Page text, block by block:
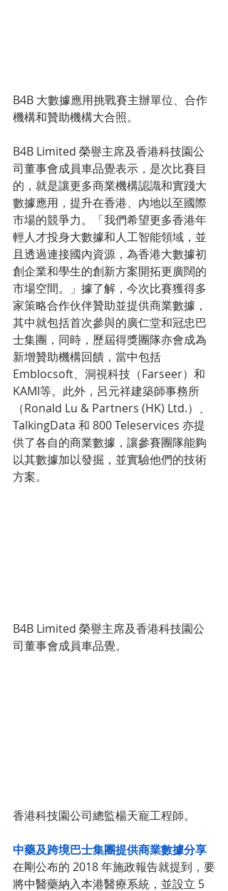
B4B 大數據應用挑戰賽主辦單位、合作
機構和贊助機構大合照。
B4B Limited 榮譽主席及香港科技園公
司董事會成員車品覺表示，是次比賽目
的，就是讓更多商業機構認識和實踐大
數據應用，提升在香港、內地以至國際
市場的競爭力。「我們希望更多香港年
輕人才投身大數據和人工智能領域，並
且透過連接國內資源，為香港大數據初
創企業和學生的創新方案開拓更廣闊的
市場空間。」據了解，今次比賽獲得多
家策略合作伙伴贊助並提供商業數據，
其中就包括首次參與的廣仁堂和冠忠巴
士集團，同時，歷屆得獎團隊亦會成為
新增贊助機構回饋，當中包括
Emblocsoft、洞視科技（Farseer）和
KAMI等。此外，呂元祥建築師事務所
（Ronald Lu & Partners (HK) Ltd.）、
TalkingData 和 800 Teleservices 亦提
供了各自的商業數據，讓參賽團隊能夠
以其數據加以發掘，並實驗他們的技術
方案。
B4B Limited 榮譽主席及香港科技園公
司董事會成員車品覺。
香港科技園公司總監楊天寵工程師。
中藥及跨境巴士集團提供商業數據分享
在剛公布的 2018 年施政報告就提到，要
將中醫藥納入本港醫療系統，並設立 5